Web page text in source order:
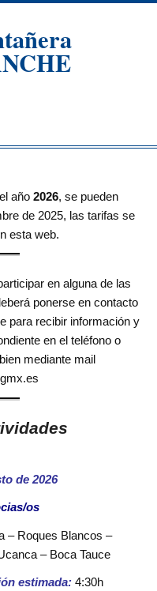
año2026, se pueden
de 2025, las tarifas se
esta web.
en alguna de las
ponerse en contacto
para recibir información y
en el teléfono o
mediante mail
de 2026
os
– Roques Blancos –
– Boca Tauce
estimada:4:30h